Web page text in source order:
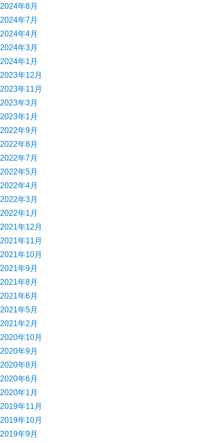
2024年8月
2024年7月
2024年4月
2024年3月
2024年1月
2023年12月
2023年11月
2023年3月
2023年1月
2022年9月
2022年8月
2022年7月
2022年5月
2022年4月
2022年3月
2022年1月
2021年12月
2021年11月
2021年10月
2021年9月
2021年8月
2021年6月
2021年5月
2021年2月
2020年10月
2020年9月
2020年8月
2020年6月
2020年1月
2019年11月
2019年10月
2019年9月